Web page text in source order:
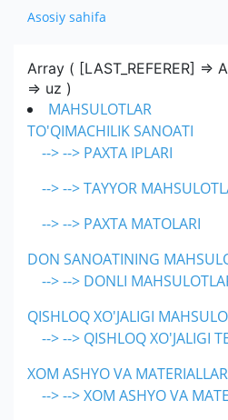
XOM ASHYO VA
AVTOMOBILLAR
MUHIM FAKTLAR
KOMPANIYANING ICHKI
ISHLAB CHIQARADIGAN
XIZMATLAR
EKSPORT
IMPORT
EKSPORT
IMPORT
PRESS
YANGILIKLAR
KO'RGAZMALAR
YANGILIKLAR ARXIVI
MUROJAAT
YUR-JIS. SHAXSLAR
SO'ROVNOMA
ALOQA
E'LON
Asosiy sahifa
Array ( [LAST_REFERER] =>
=> uz )
MAHSULOTLAR
TO'QIMACHILIK SANOATI
--> --> PAXTA IPLARI
--> --> TAYYOR
--> --> PAXTA MATOLARI
DON SANOATINING
--> --> DONLI
QISHLOQ XO'JALIGI
--> --> QISHLOQ XO'JALIGI
XOM ASHYO VA MATERIALLAR
--> --> XOM ASHYO VA